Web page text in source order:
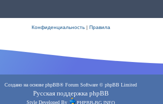
Конфиденциальность| Правила
Создано на основе phpBB® Forum Software © phpBB Limited
Русская поддержка phpBB
Style Developed By PHPBB-BG.INFO